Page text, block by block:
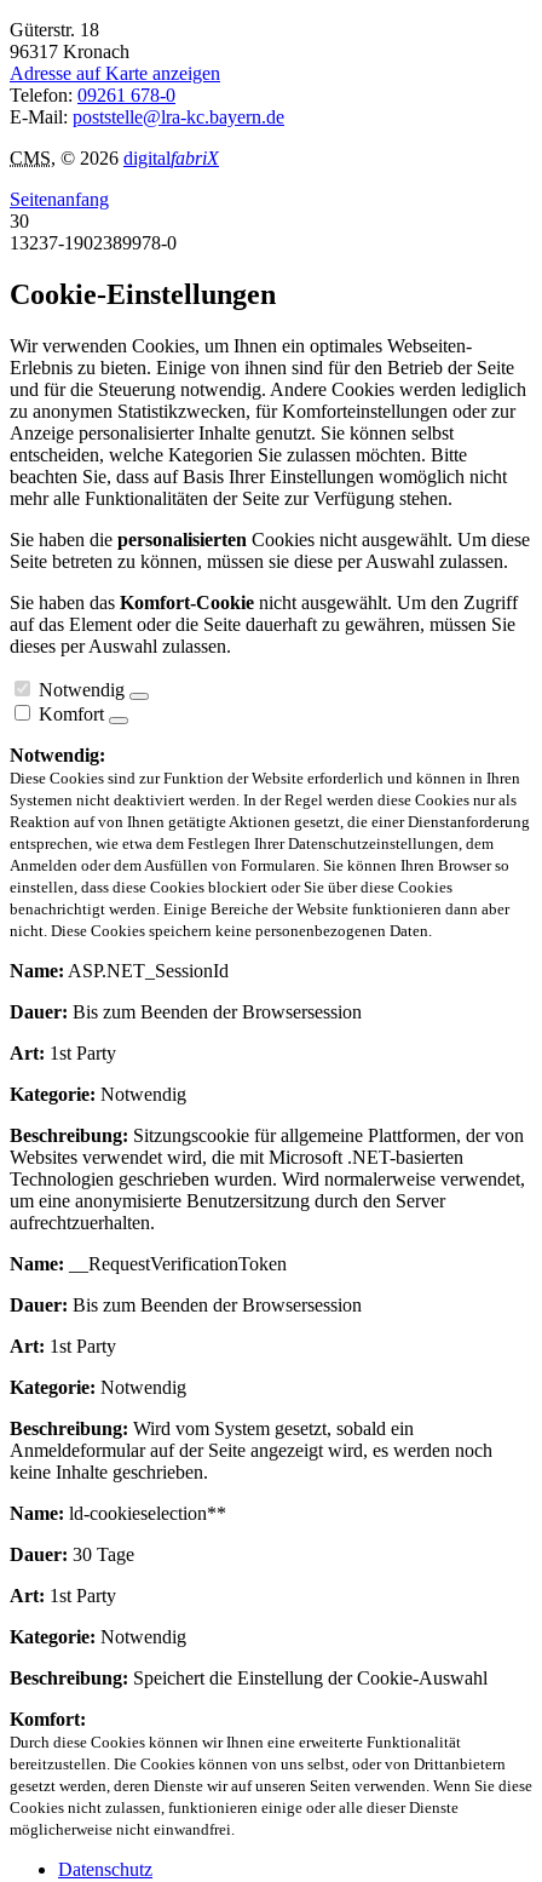
Güterstr. 18
96317 Kronach
Adresse auf Karte anzeigen
Telefon: 09261 678-0
E-Mail: poststelle@lra-kc.bayern.de
CMS, © 2026 digitalfabriX
Seitenanfang
30
13237-1902389978-0
Cookie-Einstellungen
Wir verwenden Cookies, um Ihnen ein optimales Webseiten-
Erlebnis zu bieten. Einige von ihnen sind für den Betrieb der Seite
und für die Steuerung notwendig. Andere Cookies werden lediglich
zu anonymen Statistikzwecken, für Komforteinstellungen oder zur
Anzeige personalisierter Inhalte genutzt. Sie können selbst
entscheiden, welche Kategorien Sie zulassen möchten. Bitte
beachten Sie, dass auf Basis Ihrer Einstellungen womöglich nicht
mehr alle Funktionalitäten der Seite zur Verfügung stehen.
Sie haben die personalisierten Cookies nicht ausgewählt. Um diese
Seite betreten zu können, müssen sie diese per Auswahl zulassen.
Sie haben das Komfort-Cookie nicht ausgewählt. Um den Zugriff
auf das Element oder die Seite dauerhaft zu gewähren, müssen Sie
dieses per Auswahl zulassen.
Notwendig
Komfort
Notwendig:
Diese Cookies sind zur Funktion der Website erforderlich und können in Ihren
Systemen nicht deaktiviert werden. In der Regel werden diese Cookies nur als
Reaktion auf von Ihnen getätigte Aktionen gesetzt, die einer Dienstanforderung
entsprechen, wie etwa dem Festlegen Ihrer Datenschutzeinstellungen, dem
Anmelden oder dem Ausfüllen von Formularen. Sie können Ihren Browser so
einstellen, dass diese Cookies blockiert oder Sie über diese Cookies
benachrichtigt werden. Einige Bereiche der Website funktionieren dann aber
nicht. Diese Cookies speichern keine personenbezogenen Daten.
Name: ASP.NET_SessionId
Dauer: Bis zum Beenden der Browsersession
Art: 1st Party
Kategorie: Notwendig
Beschreibung: Sitzungscookie für allgemeine Plattformen, der von
Websites verwendet wird, die mit Microsoft .NET-basierten
Technologien geschrieben wurden. Wird normalerweise verwendet,
um eine anonymisierte Benutzersitzung durch den Server
aufrechtzuerhalten.
Name: __RequestVerificationToken
Dauer: Bis zum Beenden der Browsersession
Art: 1st Party
Kategorie: Notwendig
Beschreibung: Wird vom System gesetzt, sobald ein
Anmeldeformular auf der Seite angezeigt wird, es werden noch
keine Inhalte geschrieben.
Name: ld-cookieselection**
Dauer: 30 Tage
Art: 1st Party
Kategorie: Notwendig
Beschreibung: Speichert die Einstellung der Cookie-Auswahl
Komfort:
Durch diese Cookies können wir Ihnen eine erweiterte Funktionalität
bereitzustellen. Die Cookies können von uns selbst, oder von Drittanbietern
gesetzt werden, deren Dienste wir auf unseren Seiten verwenden. Wenn Sie diese
Cookies nicht zulassen, funktionieren einige oder alle dieser Dienste
möglicherweise nicht einwandfrei.
Datenschutz